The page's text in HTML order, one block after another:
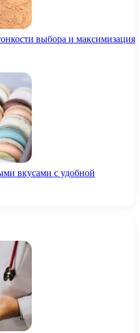
выбора и максимизация
вкусами с удобной